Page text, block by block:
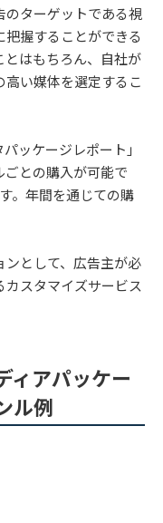
のターゲットである視
握することができる
とはもちろん、自社が
い媒体を選定するこ
ッケージレポート」
との購入が可能で
。年間を通じての購
ンとして、広告主が必
スタマイズサービス
ィアパッケー
ル例